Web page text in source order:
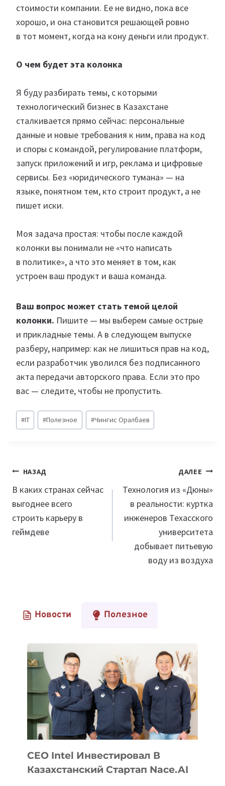
стоимости компании. Ее не видно, пока все
хорошо, и она становится решающей ровно
в тот момент, когда на кону деньги или продукт.
О чем будет эта колонка
Я буду разбирать темы, с которыми
технологический бизнес в Казахстане
сталкивается прямо сейчас: персональные
данные и новые требования к ним, права на код
и споры с командой, регулирование платформ,
запуск приложений и игр, реклама и цифровые
сервисы. Без «юридического тумана» — на
языке, понятном тем, кто строит продукт, а не
пишет иски.
Моя задача простая: чтобы после каждой
колонки вы понимали не «что написать
в политике», а что это меняет в том, как
устроен ваш продукт и ваша команда.
Ваш вопрос может стать темой целой
колонки. Пишите — мы выберем самые острые
и прикладные темы. А в следующем выпуске
разберу, например: как не лишиться прав на код,
если разработчик уволился без подписанного
акта передачи авторского права. Если это про
вас — следите, чтобы не пропустить.
Метки
записи:
#IT #Полезное #Чингис Оралбаев
Навигация
по
записям
НАЗАД
В каких странах сейчас
выгоднее всего
строить карьеру в
геймдеве
ДАЛЕЕ
Технология из «Дюны»
в реальности: куртка
инженеров Техасского
университета
добывает питьевую
воду из воздуха
Новости Полезное
CEO Intel Инвестировал В
Казахстанский Стартап Nace.AI